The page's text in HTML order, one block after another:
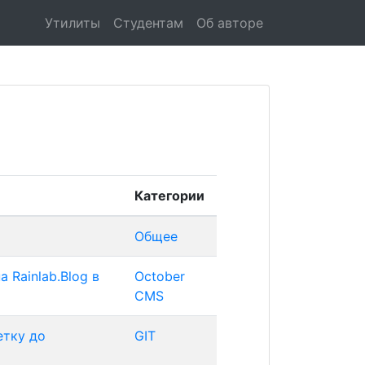
Утилиты Студентам Об авторе
Категории
Общее
Rainlab.Blog в
October
CMS
до GIT